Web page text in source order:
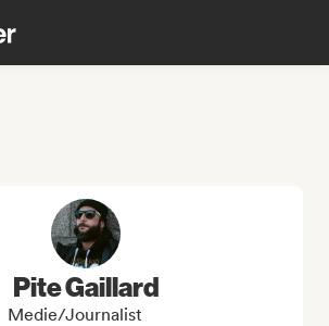
Pite Gaillard
Medie/journalist